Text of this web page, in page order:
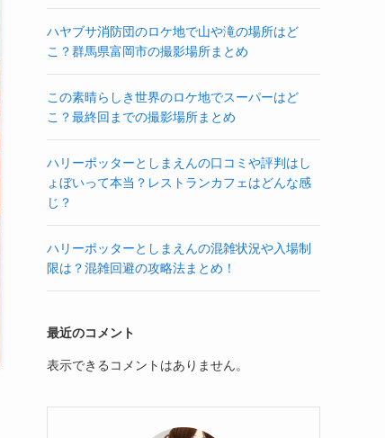
ハヤブサ消防団のロケ地で山や滝の場所はど
こ？群馬県富岡市の撮影場所まとめ
この素晴らしき世界のロケ地でスーパーはど
こ？最終回までの撮影場所まとめ
ハリーポッターとしまえんの口コミや評判はし
ょぼいって本当？レストランカフェはどんな感
じ？
ハリーポッターとしまえんの混雑状況や入場制
限は？混雑回避の攻略法まとめ！
最近のコメント
表示できるコメントはありません。